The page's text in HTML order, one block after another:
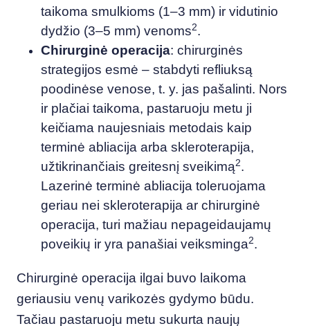
taikoma smulkioms (1–3 mm) ir vidutinio
dydžio (3–5 mm) venoms2.
Chirurginė operacija: chirurginės
strategijos esmė – stabdyti refliuksą
poodinėse venose, t. y. jas pašalinti. Nors
ir plačiai taikoma, pastaruoju metu ji
keičiama naujesniais metodais kaip
terminė abliacija arba skleroterapija,
užtikrinančiais greitesnį sveikimą2.
Lazerinė terminė abliacija toleruojama
geriau nei skleroterapija ar chirurginė
operacija, turi mažiau nepageidaujamų
poveikių ir yra panašiai veiksminga2.
Chirurginė operacija ilgai buvo laikoma
geriausiu venų varikozės gydymo būdu.
Tačiau pastaruoju metu sukurta naujų